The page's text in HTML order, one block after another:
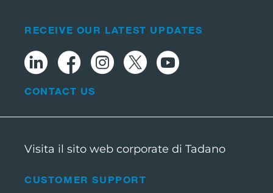
CUSTOMER SUPPORT
RECEIVE OUR LATEST UPDATES
CONTACT US
Visita il sito web corporate di Tadano